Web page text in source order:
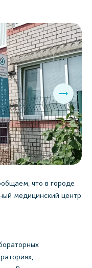
что в городе
медицинский центр